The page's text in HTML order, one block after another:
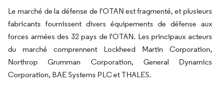
Le marché de la défense de l'OTAN est fragmenté, et plusieurs
fabricants fournissent divers équipements de défense aux
forces armées des 32 pays de l'OTAN. Les principaux acteurs
du marché comprennent Lockheed Martin Corporation,
Northrop Grumman Corporation, General Dynamics
Corporation, BAE Systems PLC et THALES.